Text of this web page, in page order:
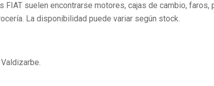
FIAT suelen encontrarse motores, cajas de cambio,
La disponibilidad puede variar según stock.